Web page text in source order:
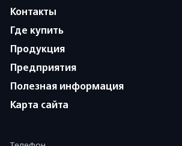
Контакты
Где купить
Продукция
Предприятия
Полезная информация
Карта сайта